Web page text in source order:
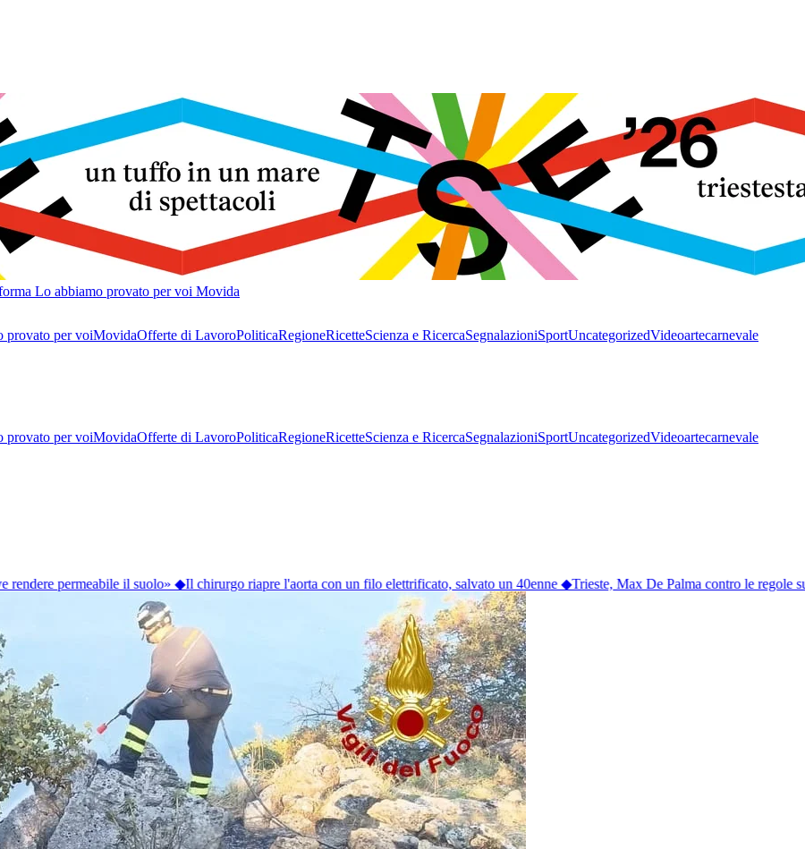
Lo abbiamo provato per voi Movida
provato per voiMovidaOfferte di LavoroPoliticaRegioneRicetteScienza e RicercaSegnalazioniSportUncategorizedVideoartecarnevale
provato per voiMovidaOfferte di LavoroPoliticaRegioneRicetteScienza e RicercaSegnalazioniSportUncategorizedVideoartecarnevale
permeabile il suolo»◆Il chirurgo riapre l'aorta con un filo elettrificato, salvato un 40enne◆Trieste, Max De Palma contro le regole